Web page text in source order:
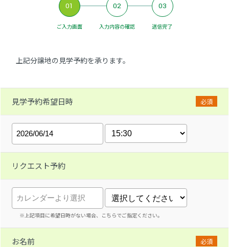
01
ご入力画面
02
入力内容の確認
03
送信完了
上記分譲地の見学予約を承ります。
見学予約希望日時 必須
リクエスト予約
※上記項目に希望日時がない場合、こちらでご指定ください。
お名前 必須